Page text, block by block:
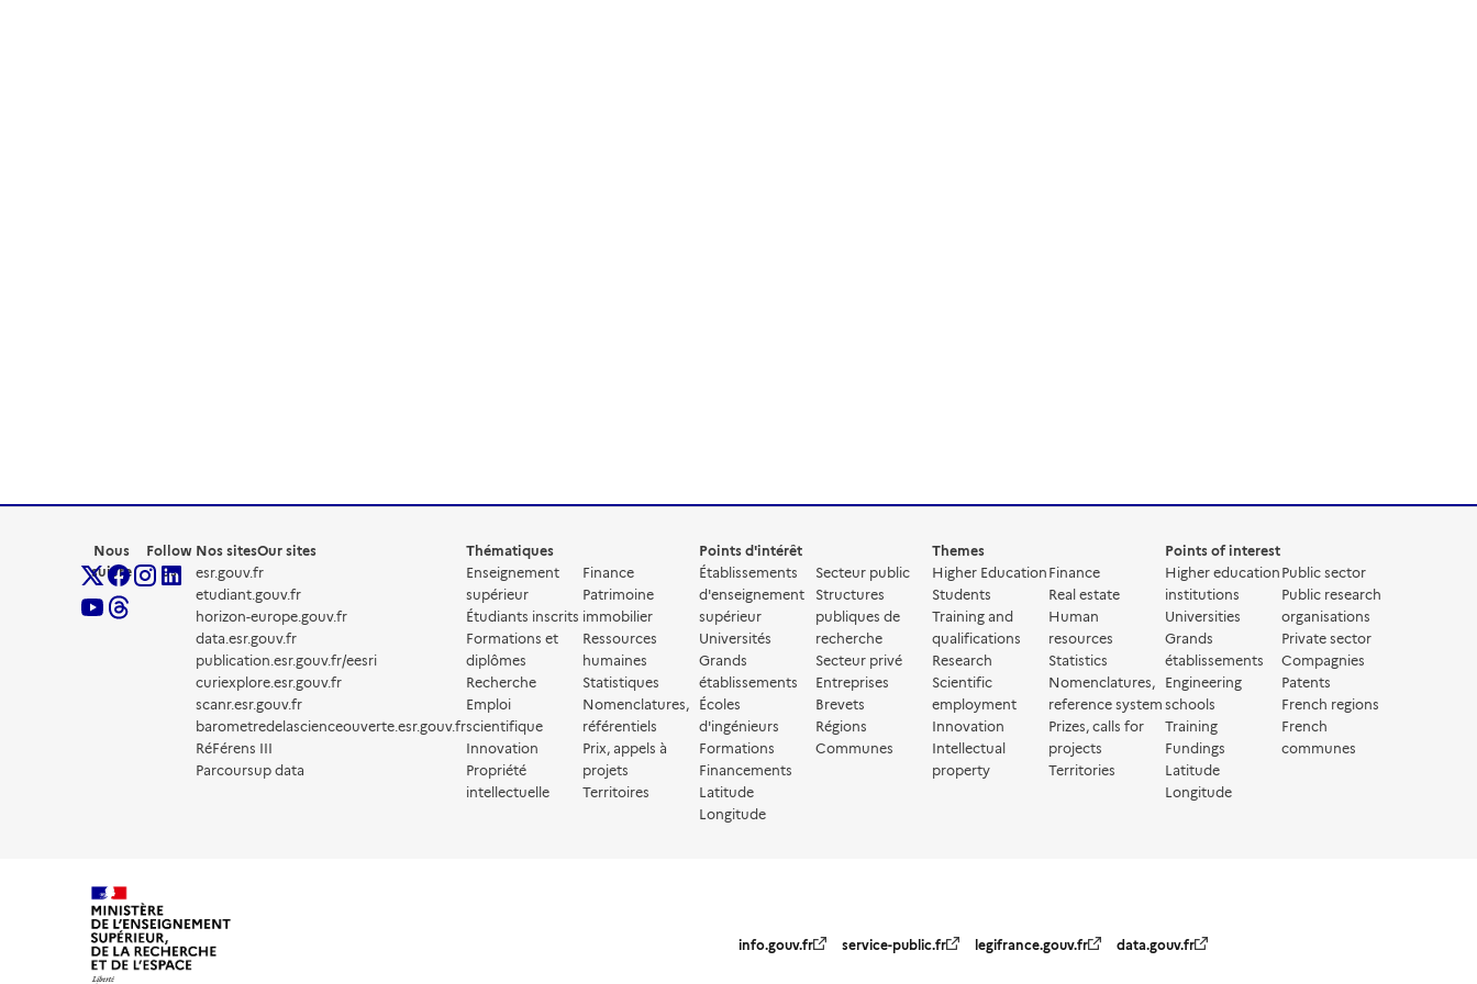
Nous
suivre
Follow
us
Nos sitesOur sites
esr.gouv.fr
etudiant.gouv.fr
horizon-europe.gouv.fr
data.esr.gouv.fr
publication.esr.gouv.fr/eesri
curiexplore.esr.gouv.fr
scanr.esr.gouv.fr
barometredelascienceouverte.esr.gouv.fr
RéFérens III
Parcoursup data
Thématiques
Enseignement
supérieur
Étudiants inscrits
Formations et
diplômes
Recherche
Emploi
scientifique
Innovation
Propriété
intellectuelle
Finance
Patrimoine
immobilier
Ressources
humaines
Statistiques
Nomenclatures,
référentiels
Prix, appels à
projets
Territoires
Points d'intérêt
Établissements
d'enseignement
supérieur
Universités
Grands
établissements
Écoles
d'ingénieurs
Formations
Financements
Latitude
Longitude
Secteur public
Structures
publiques de
recherche
Secteur privé
Entreprises
Brevets
Régions
Communes
Themes
Higher Education
Students
Training and
qualifications
Research
Scientific
employment
Innovation
Intellectual
property
Finance
Real estate
Human
resources
Statistics
Nomenclatures,
reference system
Prizes, calls for
projects
Territories
Points of interest
Higher education
institutions
Universities
Grands
établissements
Engineering
schools
Training
Fundings
Latitude
Longitude
Public sector
Public research
organisations
Private sector
Compagnies
Patents
French regions
French
communes
info.gouv.fr service-public.fr legifrance.gouv.fr data.gouv.fr